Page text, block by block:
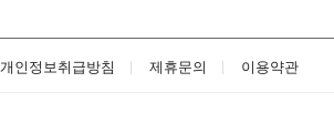
개인정보취급방침 제휴문의 이용약관